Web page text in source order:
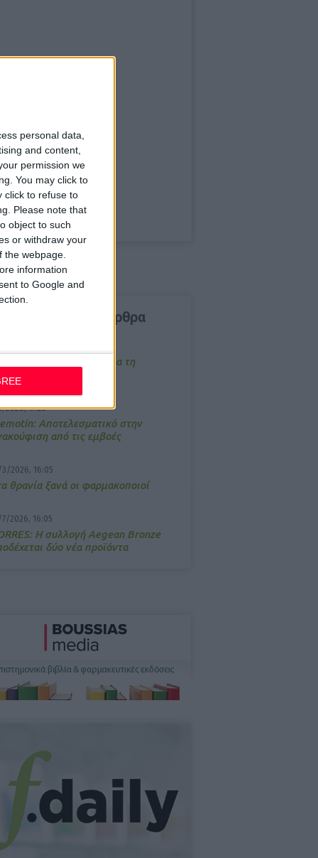
personal data,
and content,
permission we
You may click to
click to refuse to
Please note that
object to such
or withdraw your
the webpage.
information
to Google and
δημοφιλέστερα άρθρα
σε φαρμακείο για τη
2026, 17:25
Αποτελεσματικό στην
από τις εμβοές
3/2026, 16:05
θρανία ξανά οι φαρμακοποιοί
7/2026, 16:05
Η συλλογή Aegean Bronze
δύο νέα προϊόντα